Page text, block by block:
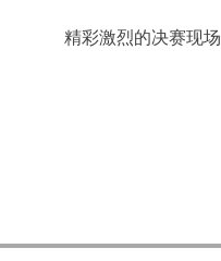
精彩激烈的决赛现场